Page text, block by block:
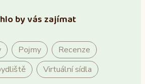
by vás zajímat
Pojmy
Recenze
Virtuální sídla